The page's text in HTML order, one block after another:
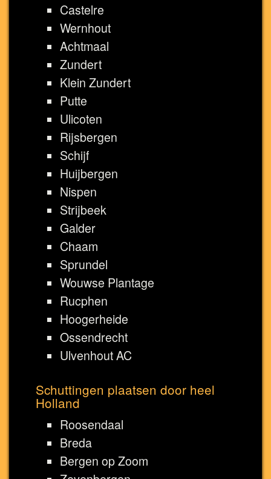
Castelre
Wernhout
Achtmaal
Zundert
Klein Zundert
Putte
Ulicoten
Rijsbergen
Schijf
Huijbergen
Nispen
Strijbeek
Galder
Chaam
Sprundel
Wouwse Plantage
Rucphen
Hoogerheide
Ossendrecht
Ulvenhout AC
Schuttingen plaatsen door heel
Holland
Roosendaal
Breda
Bergen op Zoom